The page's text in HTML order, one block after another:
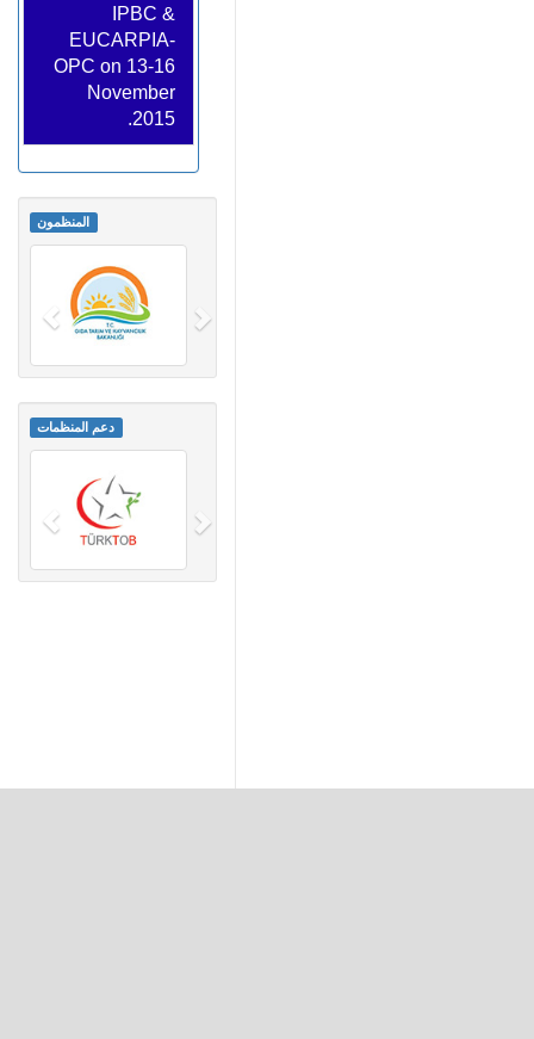
IPBC &
EUCARPIA-
OPC on 13-16
November
2015.
المنظمون
دعم المنظمات